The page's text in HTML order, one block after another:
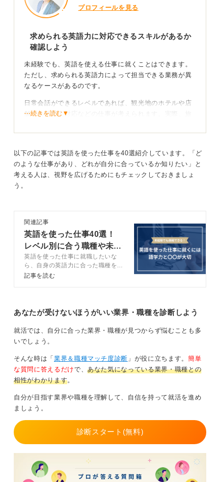
プロフィールを見る
求められる英語力に対応できるスキルがあるか
確認しよう
未経験でも、英語を使える仕事に就くことはできます。
ただし、求められる英語力によって担当できる業務が異
なるケースがあるのです。
日常会話ができるレベルであれば、観光地のホテルや店
舗での外国人対応などの仕事が考えられます。実際、旅
あります。
英語力×ITスキルを活かして就職もできる！ 視野を広
げてみよう
グローバルに事業展開している企業や、海外ユーザー向
けの商品を扱っている企業では、ある程度の英語力が求
められるケースが多いです。
また、ITスキルと英語力の両方を持つ人材は多くはあり
ません。だからこそ、海外展開をしているECサイトの運
お客様とのやり取りが英文になることも多いため、活躍
0
⋯続きを読む▼
以下の記事では英語を使った仕事を40選紹介しています。「ど
のような仕事があり、どれが自分に合っているか知りたい」と
考える人は、視野を広げるためにもチェックしておきましょ
う。
関連記事
英語を使った仕事40選！
レベル別に合う職種や未経
験で就職するコツ
英語を使った仕事に就職したいな
ら、自身の英語力に合った職種を見
つけることが重要です。この記事で
準備方法も解説するので、就活前に
目を通しておきましょう。
記事を読む
あなたが受けないほうがいい業界・職種を診断しよう
就活では、自分に合った業界・職種が見つからず悩むことも多
いでしょう。
そんな時は「 業界＆職種マッチ度診断 」が役に立ちます。 簡単
な質問に答えるだけで、あなた気になっている業界・職種との
相性がわかります。
自分が目指す業界や職種を理解して、自信を持って就活を進め
ましょう。
診断スタート(無料)